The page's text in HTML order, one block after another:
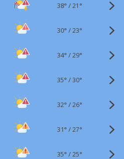
38° /21°
30° /23°
34° /29°
35° /30°
32° /26°
31° /27°
35° /25°